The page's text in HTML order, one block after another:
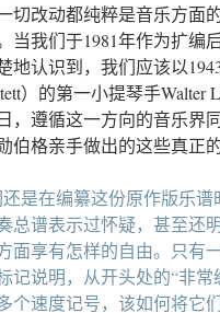
切改动都纯粹是音乐方面
当我们于1981年作为扩编
地认识到，我们应该以
）的第一小提琴手Walter
，遵循这一方向的音乐界
伯格亲手做出的这些真正
是在编纂这份原作版乐
总谱表示过怀疑，甚至还
面享有怎样的自由。只有
记说明，从开头处的“非
个速度记号，该如何将它